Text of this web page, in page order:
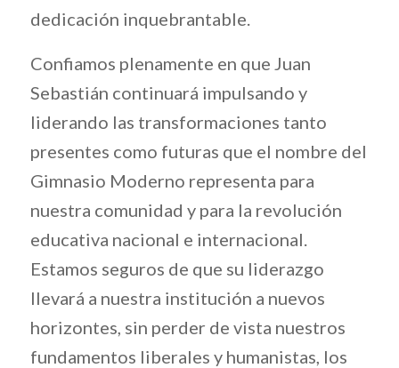
dedicación inquebrantable.
Confiamos plenamente en que Juan
Sebastián continuará impulsando y
liderando las transformaciones tanto
presentes como futuras que el nombre del
Gimnasio Moderno representa para
nuestra comunidad y para la revolución
educativa nacional e internacional.
Estamos seguros de que su liderazgo
llevará a nuestra institución a nuevos
horizontes, sin perder de vista nuestros
fundamentos liberales y humanistas, los